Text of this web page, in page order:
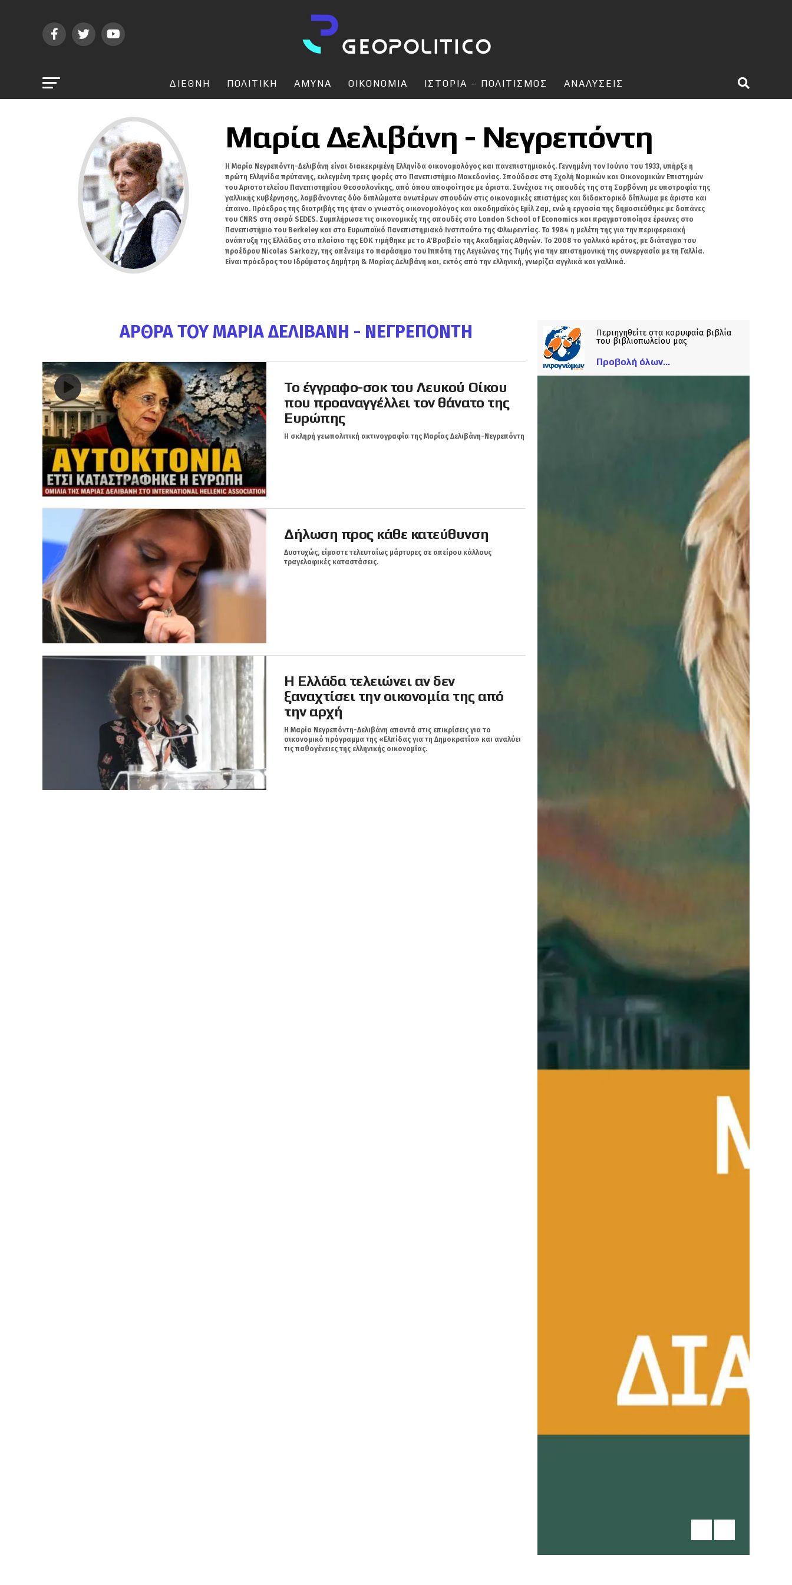
ΔΙΕΘΝΗ ΠΟΛΙΤΙΚΗ ΑΜΥΝΑ ΟΙΚΟΝΟΜΙΑ ΙΣΤΟΡΙΑ – ΠΟΛΙΤΙΣΜΟΣ ΑΝΑΛΥΣΕΙΣ
Μαρία Δελιβάνη - Νεγρεπόντη
Η Μαρία Νεγρεπόντη-Δελιβάνη είναι διακεκριμένη Ελληνίδα οικονομολόγος και πανεπιστημιακός. Γεννημένη τον Ιούνιο του 1933, υπήρξε η
πρώτη Ελληνίδα πρύτανης, εκλεγμένη τρεις φορές στο Πανεπιστήμιο Μακεδονίας. Σπούδασε στη Σχολή Νομικών και Οικονομικών Επιστημών
του Αριστοτελείου Πανεπιστημίου Θεσσαλονίκης, από όπου αποφοίτησε με άριστα. Συνέχισε τις σπουδές της στη Σορβόννη με υποτροφία της
γαλλικής κυβέρνησης, λαμβάνοντας δύο διπλώματα ανωτέρων σπουδών στις οικονομικές επιστήμες και διδακτορικό δίπλωμα με άριστα και
έπαινο. Πρόεδρος της διατριβής της ήταν ο γνωστός οικονομολόγος και ακαδημαϊκός Εμίλ Ζαμ, ενώ η εργασία της δημοσιεύθηκε με δαπάνες
του CNRS στη σειρά SEDES. Συμπλήρωσε τις οικονομικές της σπουδές στο London School of Economics και πραγματοποίησε έρευνες στο
Πανεπιστήμιο του Berkeley και στο Ευρωπαϊκό Πανεπιστημιακό Ινστιτούτο της Φλωρεντίας. Το 1984 η μελέτη της για την περιφερειακή
ανάπτυξη της Ελλάδας στο πλαίσιο της ΕΟΚ τιμήθηκε με το Α΄ Βραβείο της Ακαδημίας Αθηνών. Το 2008 το γαλλικό κράτος, με διάταγμα του
προέδρου Nicolas Sarkozy, της απένειμε το παράσημο του Ιππότη της Λεγεώνας της Τιμής για την επιστημονική της συνεργασία με τη Γαλλία.
Είναι πρόεδρος του Ιδρύματος Δημήτρη & Μαρίας Δελιβάνη και, εκτός από την ελληνική, γνωρίζει αγγλικά και γαλλικά.
ΆΡΘΡΑ ΤΟΥ ΜΑΡΊΑ ΔΕΛΙΒΆΝΗ - ΝΕΓΡΕΠΌΝΤΗ
Το έγγραφο-σοκ του Λευκού Οίκου
που προαναγγέλλει τον θάνατο της
Ευρώπης
Η σκληρή γεωπολιτική ακτινογραφία της Μαρίας Δελιβάνη-Νεγρεπόντη
Δήλωση προς κάθε κατεύθυνση
Δυστυχώς, είμαστε τελευταίως μάρτυρες σε απείρου κάλλους
τραγελαφικές καταστάσεις.
Η Ελλάδα τελειώνει αν δεν
ξαναχτίσει την οικονομία της από
την αρχή
Η Μαρία Νεγρεπόντη-Δελιβάνη απαντά στις επικρίσεις για το
οικονομικό πρόγραμμα της «Ελπίδας για τη Δημοκρατία» και αναλύει
τις παθογένειες της ελληνικής οικονομίας.
Περιηγηθείτε στα κορυφαία βιβλία
του βιβλιοπωλείου μας
Προβολή όλων